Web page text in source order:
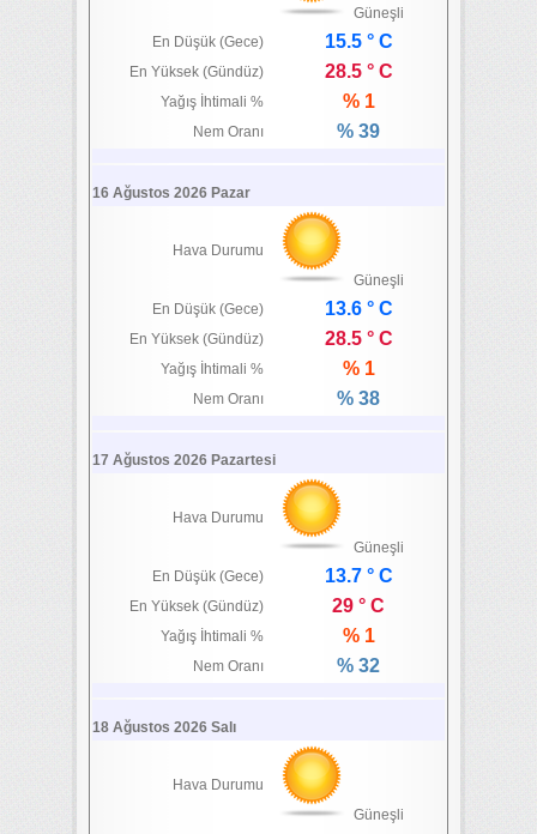
Güneşli
En Düşük (Gece)
15.5 ° C
En Yüksek (Gündüz) 28.5 ° C
Yağış İhtimali % % 1
Nem Oranı % 39
16 Ağustos 2026 Pazar
Hava Durumu
Güneşli
En Düşük (Gece)
13.6 ° C
En Yüksek (Gündüz) 28.5 ° C
Yağış İhtimali % % 1
Nem Oranı % 38
17 Ağustos 2026 Pazartesi
Hava Durumu
Güneşli
En Düşük (Gece)
13.7 ° C
En Yüksek (Gündüz) 29 ° C
Yağış İhtimali % % 1
Nem Oranı % 32
18 Ağustos 2026 Salı
Hava Durumu
Güneşli